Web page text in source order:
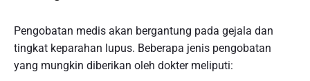
Pengobatan medis akan bergantung pada gejala dan
tingkat keparahan lupus. Beberapa jenis pengobatan
yang mungkin diberikan oleh dokter meliputi: